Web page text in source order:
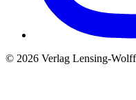
© 2026 Verlag Lensing-